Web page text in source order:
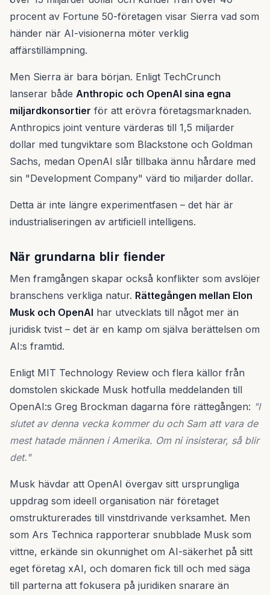
procent av Fortune 50-företagen visar Sierra vad som
händer när AI-visionerna möter verklig
affärstillämpning.
Men Sierra är bara början. Enligt TechCrunch
lanserar både Anthropic och OpenAI sina egna
miljardkonsortier för att erövra företagsmarknaden.
Anthropics joint venture värderas till 1,5 miljarder
dollar med tungviktare som Blackstone och Goldman
Sachs, medan OpenAI slår tillbaka ännu hårdare med
sin "Development Company" värd tio miljarder dollar.
Detta är inte längre experimentfasen – det här är
industrialiseringen av artificiell intelligens.
När grundarna blir fiender
Men framgången skapar också konflikter som avslöjer
branschens verkliga natur. Rättegången mellan Elon
Musk och OpenAI har utvecklats till något mer än
juridisk tvist – det är en kamp om själva berättelsen om
AI:s framtid.
Enligt MIT Technology Review och flera källor från
domstolen skickade Musk hotfulla meddelanden till
OpenAI:s Greg Brockman dagarna före rättegången: "I
slutet av denna vecka kommer du och Sam att vara de
mest hatade männen i Amerika. Om ni insisterar, så blir
det."
Musk hävdar att OpenAI övergav sitt ursprungliga
uppdrag som ideell organisation när företaget
omstrukturerades till vinstdrivande verksamhet. Men
som Ars Technica rapporterar snubblade Musk som
vittne, erkände sin okunnighet om AI-säkerhet på sitt
eget företag xAI, och domaren fick till och med säga
till parterna att fokusera på juridiken snarare än